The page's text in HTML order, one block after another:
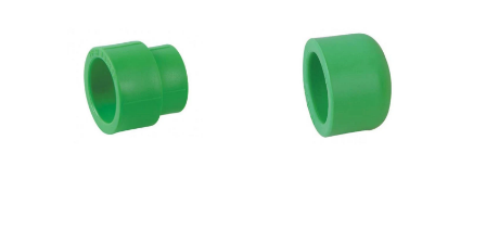
-
Tubo
PPR
Tubo